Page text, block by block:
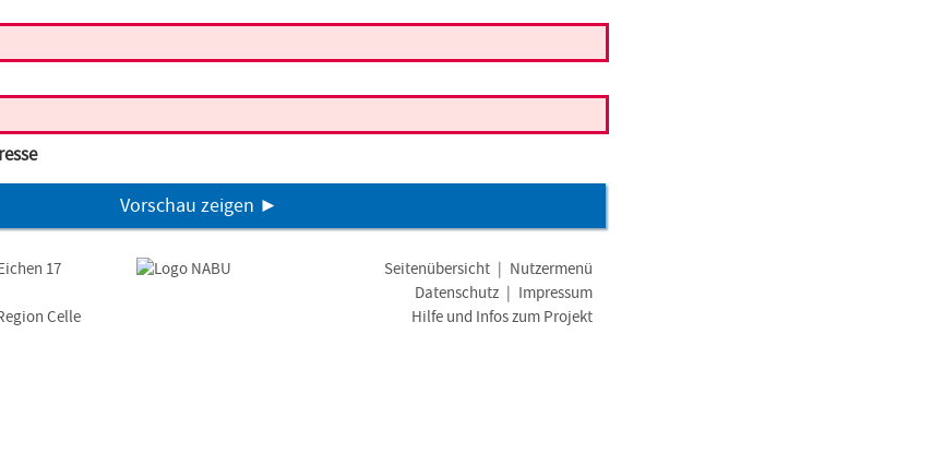
Vorschau zeigen ►
17
Celle
Seitenübersicht
Nutzermenü
Datenschutz
Impressum
Hilfe und Infos zum Projekt